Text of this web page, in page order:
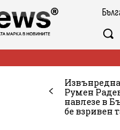
Румен
навлезе в
бе взривен